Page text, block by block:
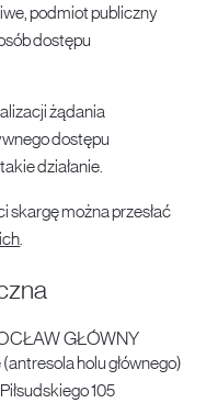
podmiot publiczny
dostępu
żądania
dostępu
działanie.
skargę można przesłać
GŁÓWNY
holu głównego)
105